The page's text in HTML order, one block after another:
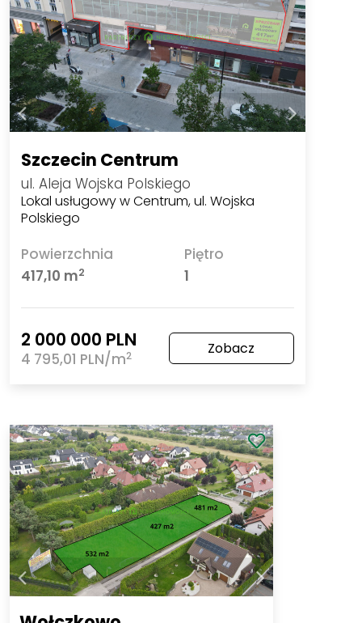
Szczecin Centrum
ul. Aleja Wojska Polskiego
Lokal usługowy w Centrum, ul. Wojska
Polskiego
Powierzchnia
417,10 m2
Piętro
1
2 000 000 PLN
4 795,01 PLN/m2 Zobacz